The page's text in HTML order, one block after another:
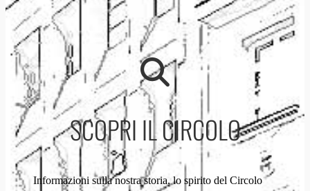
SCOPRI IL CIRCOLO
Informazioni sulla nostra storia, lo spirito del Circolo